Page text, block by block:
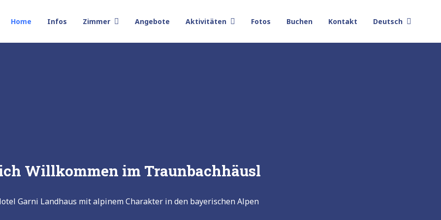
Home Infos Zimmer Angebote Aktivitäten Fotos Buchen Kontakt Deutsch
Willkommen im Traunbachhäusl
Garni Landhaus mit alpinem Charakter in den bayerischen Alpen